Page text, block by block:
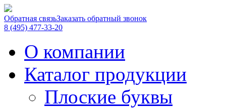
Обратная связьЗаказать обратный звонок
8 (495) 477-33-20
О компании
Каталог продукции
Плоские буквы